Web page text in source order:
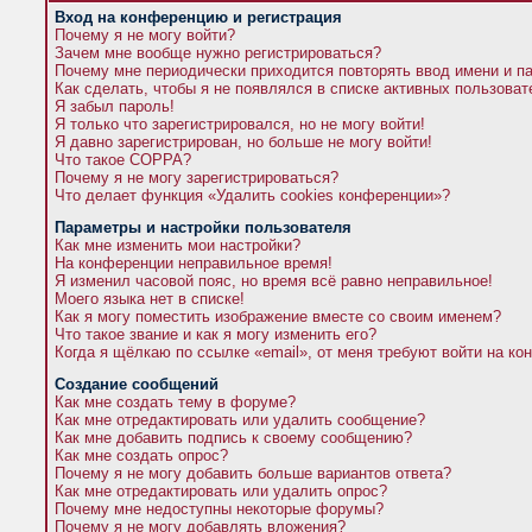
Вход на конференцию и регистрация
Почему я не могу войти?
Зачем мне вообще нужно регистрироваться?
Почему мне периодически приходится повторять ввод имени и
Как сделать, чтобы я не появлялся в списке активных
Я забыл пароль!
Я только что зарегистрировался, но не могу войти!
Я давно зарегистрирован, но больше не могу войти!
Что такое COPPA?
Почему я не могу зарегистрироваться?
Что делает функция «Удалить cookies конференции»?
Параметры и настройки пользователя
Как мне изменить мои настройки?
На конференции неправильное время!
Я изменил часовой пояс, но время всё равно неправильное!
Моего языка нет в списке!
Как я могу поместить изображение вместе со своим именем?
Что такое звание и как я могу изменить его?
Когда я щёлкаю по ссылке «email», от меня требуют войти на
Создание сообщений
Как мне создать тему в форуме?
Как мне отредактировать или удалить сообщение?
Как мне добавить подпись к своему сообщению?
Как мне создать опрос?
Почему я не могу добавить больше вариантов ответа?
Как мне отредактировать или удалить опрос?
Почему мне недоступны некоторые форумы?
Почему я не могу добавлять вложения?